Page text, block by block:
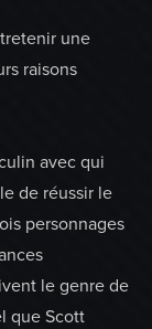
une
raisons
avec qui
de réussir le
personnages
le genre de
que Scott